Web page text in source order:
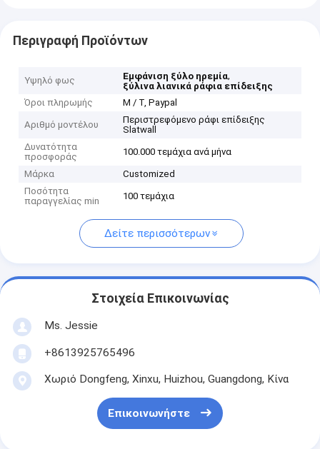
Περιγραφή Προϊόντων
Υψηλό φως Εμφάνιση ξύλο ηρεμία,
ξύλινα λιανικά ράφια επίδειξης
Όροι πληρωμής
Μ / Τ, Paypal
Αριθμό μοντέλου
Περιστρεφόμενο ράφι επίδειξης
Slatwall
Δυνατότητα
προσφοράς
100.000 τεμάχια ανά μήνα
Μάρκα
Customized
Ποσότητα
παραγγελίας min
100 τεμάχια
Δείτε περισσότερων
Στοιχεία Επικοινωνίας
Ms. Jessie
+8613925765496
Χωριό Dongfeng, Xinxu, Huizhou, Guangdong, Κίνα
Επικοινωνήστε